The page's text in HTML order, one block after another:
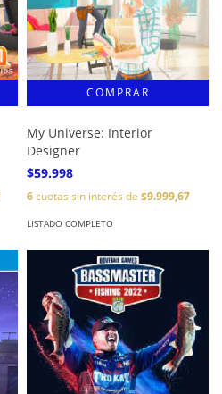
My Universe: Interior
Designer
$59.998
6cuotas sin interés de $9.999,67
LISTADO COMPLETO